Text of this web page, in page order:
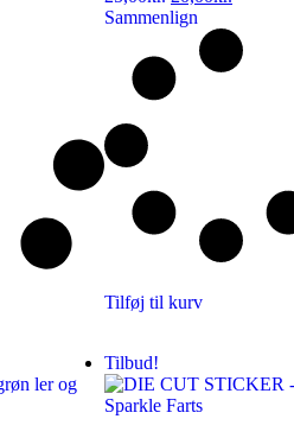
Sammenlign
Tilføj til kurv
Tilbud!